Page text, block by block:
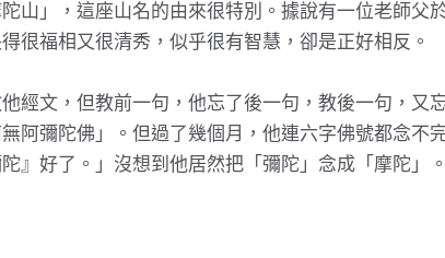
山」，這座山名的由來很特別。據說有一位老師父
很福相又很清秀，似乎很有智慧，卻是正好相反。
經文，但教前一句，他忘了後一句，教後一句，又
阿彌陀佛」。但過了幾個月，他連六字佛號都念不
』好了。」沒想到他居然把「彌陀」念成「摩陀」。